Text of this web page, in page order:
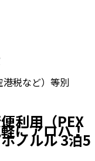
税など）等別
利用（PEX
にアロハ！
ノルル 3泊5